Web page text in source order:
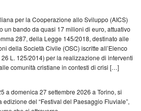
per la Cooperazione allo Sviluppo (AICS)
un bando da quasi 17 milioni di euro, attuativo
287, della Legge 145/2018, destinato alle
della Società Civile (OSC) iscritte all’Elenco
26 L. 125/2014) per la realizzazione di interventi
comunità cristiane in contesti di crisi […]
a domenica 27 settembre 2026 a Torino, si
edizione del “Festival del Paesaggio Fluviale”,